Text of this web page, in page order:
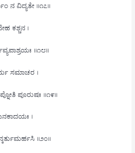
ನ ವಿದ್ಯತೇ ॥೧೭॥
ಕಶ್ಚನ ।
॥೧೮॥
ಸಮಾಚರ ।
ಪೂರುಷಃ ॥೧೯॥
।
॥೨೦॥